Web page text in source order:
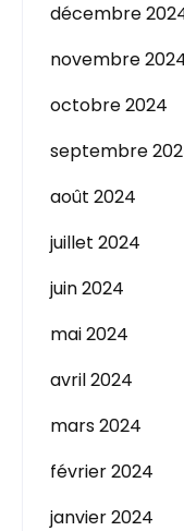
décembre
novembre
octobre 2024
septembre
août 2024
juillet 2024
juin 2024
mai 2024
avril 2024
mars 2024
février 2024
janvier 2024